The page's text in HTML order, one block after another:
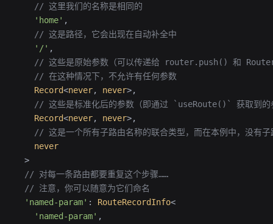
    // 这里我们的名称是相同的
    'home'
,
    // 这是路径，它会出现在自动补全中
    '/'
,
// 这些是原始参数（可以传递给 router.push() 和
    // 在这种情况下，不允许有任何参数
    Record
<never, never>,
// 这些是标准化后的参数（即通过 `useRoute()` 获取到的
    Record
<never, never>,
// 这是一个所有子路由名称的联合类型，而在本例中，没有子
    never
  >
  // 对每一条路由都要重复这个步骤……
  // 注意，你可以随意为它们命名
  'named-param'
: RouteRecordInfo<
    'named-param'
,